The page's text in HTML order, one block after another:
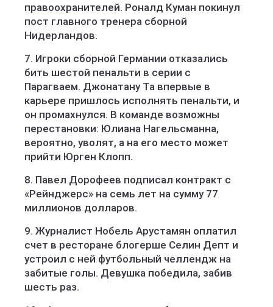
правоохранителей. Роналд Куман покинул
пост главного тренера сборной
Нидерландов.
7. Игроки сборной Германии отказались
бить шестой пенальти в серии с
Парагваем. Джонатану Та впервые в
карьере пришлось исполнять пенальти, и
он промахнулся. В команде возможны
перестановки: Юлиана Нагельсманна,
вероятно, уволят, а на его место может
прийти Юрген Клопп.
8. Павел Дорофеев подписал контракт с
«Рейнджерс» на семь лет на сумму 77
миллионов долларов.
9. Журналист Нобель Арустамян оплатил
счет в ресторане блогерше Селин Депт и
устроил с ней футбольный челлендж на
забитые голы. Девушка победила, забив
шесть раз.